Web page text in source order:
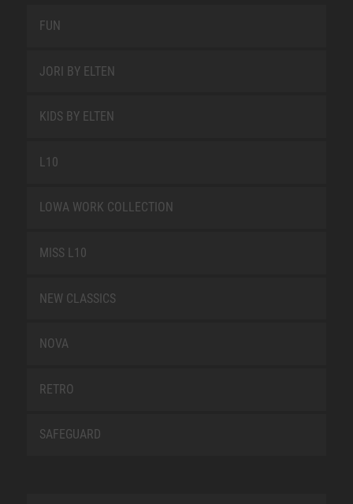
FUN
JORI BY ELTEN
KIDS BY ELTEN
L10
LOWA WORK COLLECTION
MISS L10
NEW CLASSICS
NOVA
RETRO
SAFEGUARD